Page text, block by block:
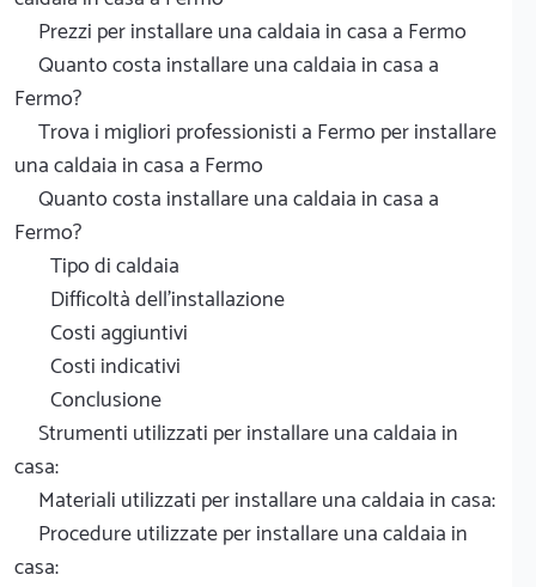
Prezzi per installare una caldaia in casa a Fermo
Quanto costa installare una caldaia in casa a
Fermo?
Trova i migliori professionisti a Fermo per installare
una caldaia in casa a Fermo
Quanto costa installare una caldaia in casa a
Fermo?
Tipo di caldaia
Difficoltà dell'installazione
Costi aggiuntivi
Costi indicativi
Conclusione
Strumenti utilizzati per installare una caldaia in
casa:
Materiali utilizzati per installare una caldaia in casa:
Procedure utilizzate per installare una caldaia in
casa: